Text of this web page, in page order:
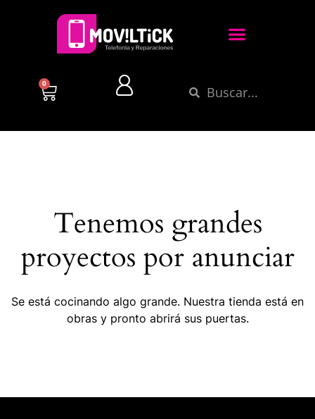
0
Tenemos grandes
proyectos por anunciar
Se está cocinando algo grande. Nuestra tienda está en
obras y pronto abrirá sus puertas.